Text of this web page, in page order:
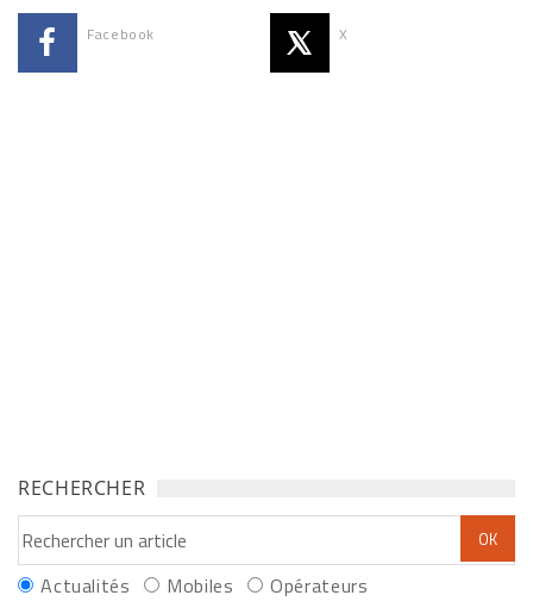
Facebook X
RECHERCHER
Actualités Mobiles Opérateurs